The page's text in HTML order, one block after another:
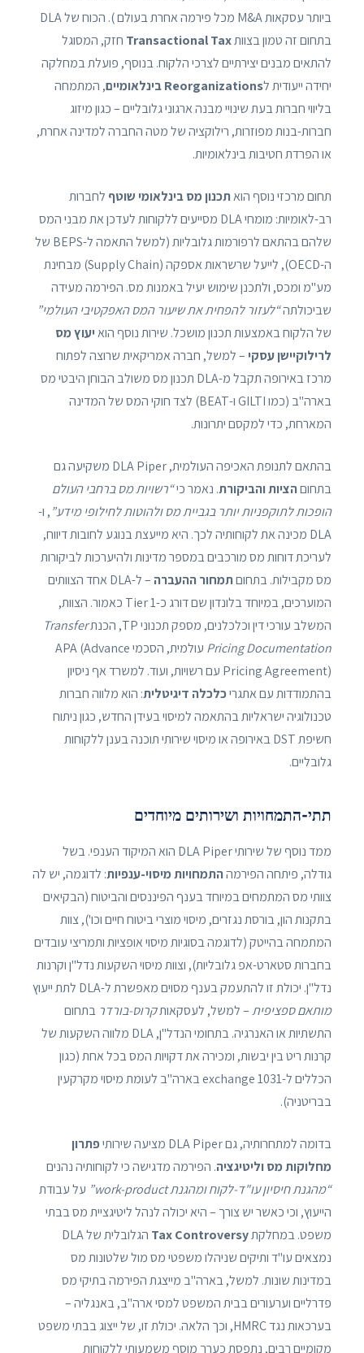
ביותר עסקאות M&A מכל פירמה אחרת בעולם ). הכוח של DLA
בתחום זה טמון בצוותTransactional Tax חזק, המסוגל
להתאים מבנים יצירתיים לצרכי הלקוח. בנוסף, פועלת במחלקה
יחידה ייעודית לReorganizations בינלאומיים
, המתמחה
בליווי חברות בעת שינויי מבנה ארגוני גלובליים – כגון מיזוג
חברות-בנות מפוזרות, רילוקציה של מטה החברה למדינה אחרת,
או הפרדת חטיבות בינלאומיות.
תחום מרכזי נוסף הואתכנון מס בינלאומי שוטף לחברות
רב-לאומיות: מומחי DLA מסייעים ללקוחות לעדכן את מבני המס
שלהם בהתאם לרפורמות גלובליות (למשל התאמה ל-BEPS של
ה-OECD), לייעל שרשראות אספקה (Supply Chain) מבחינת
מע"מ ומכס, ולתכנן שימוש יעיל באמנות מס. הפירמה מעידה
שביכולתה“לעזור להפחית את שיעור המס האפקטיבי העולמי”
של הלקוח באמצעות תכנון מושכל. שירות נוסף הואיעוץ מס
לרילוקיישן עסקי – למשל, חברה אמריקאית שרוצה לפתוח
מרכז באירופה תקבל מ-DLA תכנון מס משולב הבוחן היבטי מס
בארה"ב (כמו GILTI ו-BEAT) לצד חוקי המס של המדינה
המארחת, כדי למקסם יתרונות.
בהתאם לתנופת האכיפה העולמית, DLA Piper משקיעה גם
בתחוםהציות והביקורת. נאמר כי“רשויות מס ברחבי העולם
הופכות לתוקפניות יותר בגביית מס ולהוטות לחילופי מידע”, ו-
DLA מכינה את לקוחותיה לכך. היא מייעצת בנוגע לחובות דיווח,
לעריכת דוחות מס מורכבים במספר מדינות ולהיערכות לביקורות
מס מקבילות. בתחוםתמחור ההעברה
– ל-DLA אחד הצוותים
המוערכים, במיוחד בלונדון שם דורג כ-Tier 1 כאמור. הצוות,
המשלב עורכי דין וכלכלנים, מספק תכנוני TP, הכנת
Transfer
Pricing Documentation
עולמית, הסכמי APA (Advance
Pricing Agreement) עם רשויות, ועוד. למשרד אף ניסיון
בהתמודדות עם אתגריכלכלה דיגיטלית: הוא מלווה חברות
טכנולוגיה ישראליות בהתאמה למיסוי בעידן החדש, כגון ניתוח
חשיפת DST באירופה או מיסוי שירותי תוכנה בענן ללקוחות
גלובליים.
תתי-התמחויות ושירותים מיוחדים
ממד נוסף של שירותי DLA Piper הוא המיקוד הענפי. בשל
גודלה, פיתחה הפירמההתמחויות מיסוי-ענפיות: לדוגמה, יש לה
צוותי מס המתמחים במיוחד בענף הפיננסים והביטוח (הבקיאים
בתקנות הון, בורסת נגזרים, מיסוי מוצרי ביטוח חיים וכו'), צוות
המתמחה בהייטק (לדוגמה בסוגיות מיסוי אופציות ותמריצי עובדים
בחברות סטארט-אפ גלובליות), וצוות מיסוי השקעות נדל"ן וקרנות
נדל"ן. יכולת זו להתעמק בענף מסוים מאפשרת ל-DLA לתת ייעוץ
מותאם ספציפית– למשל, לעסקאותקרוס-בורדר בתחום
התשתיות או האנרגיה. בתחומי הנדל"ן, DLA מלווה השקעות של
קרנות ריט בין יבשות, ומכירה את דקויות המס בכל אחת (כגון
הכללים ל-1031 exchange בארה"ב לעומת מיסוי מקרקעין
בבריטניה).
בדומה למתחרותיה, גם DLA Piper מציעה שירותי
פתרון
מחלוקות מס וליטיגציה. הפירמה מדגישה כי לקוחותיה נהנים
“מהגנת חיסיון עו"ד-לקוח ומהגנת work-product”
על עבודת
הייעוץ, וכי כאשר יש צורך – היא יכולה לנהל ליטיגציית מס בבתי
משפט. במחלקתTax Controversy
הגלובלית של DLA
נמצאים עו"ד ותיקים שניהלו משפטי מס מול שלטונות מס
במדינות שונות. למשל, בארה"ב מייצגת הפירמה בתיקי מס
פדרליים וערעורים בבית המשפט למסי ארה"ב, באנגליה –
בערכאות נגד HMRC, וכך הלאה. יכולת זו, של ייצוג בבתי משפט
מקומיים רבים, נתפסת כערך מוסף משמעותי ללקוחות